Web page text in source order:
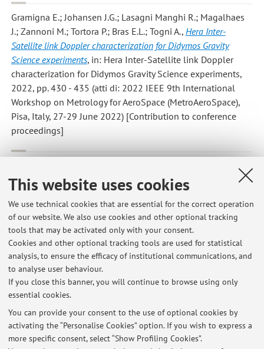
This website uses cookies
We use technical cookies that are essential for the correct operation
of our website. We also use cookies and other optional tracking
tools that may be activated only with your consent.
Cookies and other optional tracking tools are used for statistical
analysis, to ensure the efficacy of institutional communications, and
to analyse user behaviour.
If you close this banner, you will continue to browse using only
essential cookies.
You can provide your consent to the use of optional cookies by
activating the “Personalise Cookies” option. If you wish to express a
more specific consent, select “Show Profiling Cookies”.
Gramigna E.; Johansen J.G.; Lasagni Manghi R.; Magalhaes
J.; Zannoni M.; Tortora P.; Bras E.L.; Togni A., Hera Inter-
Satellite link Doppler characterization for Didymos Gravity
Science experiments, in: Hera Inter-Satellite link Doppler
characterization for Didymos Gravity Science experiments,
2022, pp. 430 - 435 (atti di: 2022 IEEE 9th International
Workshop on Metrology for AeroSpace (MetroAeroSpace),
Pisa, Italy, 27-29 June 2022) [Contribution to conference
proceedings]
and Mars Atmospheres
, «AEROTECNICA MISSILI E SPAZIO»,
2020, 99, pp. 255 - 261 [Scientific article]
Open Access
1 2
Publications prior to 2004
Latest news